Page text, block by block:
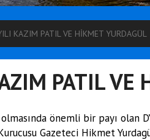
KAZIM PATIL VE HİKMET YURDAGÜL
PATIL VE
önemli bir payı olan
Gazeteci Hikmet